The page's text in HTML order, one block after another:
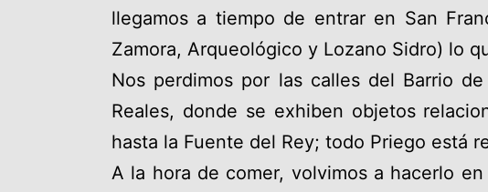
llegamos a tiempo de entrar en San
Zamora, Arqueológico y Lozano Sidro) lo
Nos perdimos por las calles del Barrio
Reales, donde se exhiben objetos
hasta la Fuente del Rey; todo Priego está
A la hora de comer, volvimos a hacerlo en